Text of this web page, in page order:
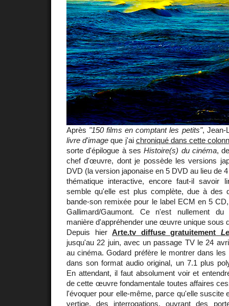
Après "150 films en comptant les petits", Jean-
livre d'image que j'ai chroniqué dans cette
sorte d'épilogue à sesHistoire(s) du cinéma,
chef d'œuvre, dont je possède les versions
DVD (la version japonaise en 5 DVD au lieu de
thématique interactive, encore faut-il
semble qu'elle est plus complète, due à des
bande-son remixée pour le label ECM en 5
Gallimard/Gaumont. Ce n'est nullement
manière d'appréhender une œuvre unique sous
Depuis hierArte.tv diffuse gratuitement
jusqu'au 22 juin, avec un passage TV le 24
au cinéma. Godard préfère le montrer dans
dans son format audio original, un 7.1 plus
En attendant, il faut absolument voir et
de cette œuvre fondamentale toutes affaires
l'évoquer pour elle-même, parce qu'elle suscite
vertige, des interrogations, ouvrant des